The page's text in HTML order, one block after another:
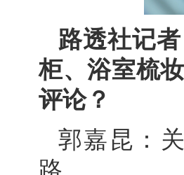
路透社记
柜、浴室梳
评论？
郭嘉昆：
路。